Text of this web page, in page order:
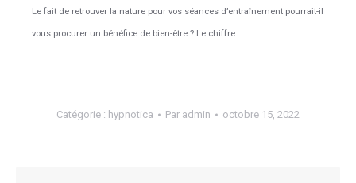
Le fait de retrouver la nature pour vos séances d’entraînement pourrait-il
vous procurer un bénéfice de bien-être ? Le chiffre...
Catégorie : hypnotica Par admin octobre 15, 2022